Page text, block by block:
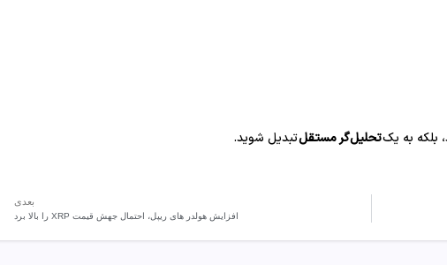
بلکه به یکتحلیل‌گر مستقلتبدیل شوید.
بعدی
افزایش هولدر های ریپل، احتمال جهش قیمت XRP را بالا برد